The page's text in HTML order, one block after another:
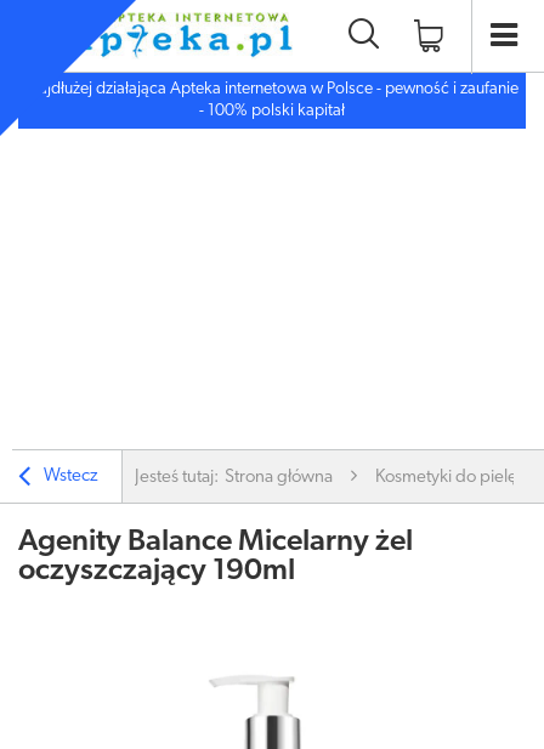
Najdłużej działająca Apteka internetowa w Polsce - pewność i zaufanie
- 100% polski kapitał
Wstecz Jesteś tutaj: Strona główna Kosmetyki do
Agenity Balance Micelarny żel
oczyszczający 190ml